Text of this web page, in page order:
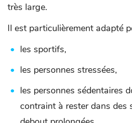
très large.
Il est particulièrement adapté
les sportifs,
les personnes stressées,
les personnes sédentaires
contraint à rester dans des